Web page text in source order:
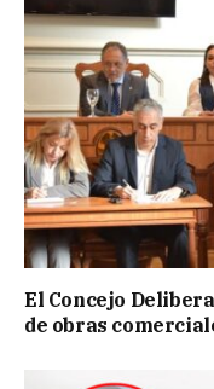
El Concejo
de obras